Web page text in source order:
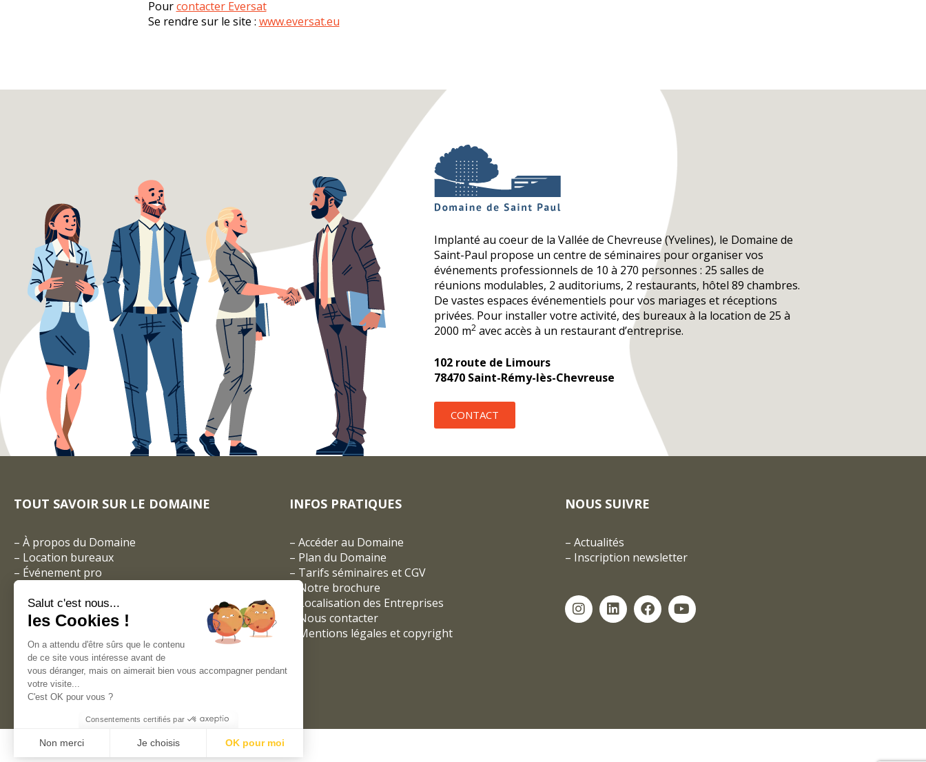
Pourcontacter Eversat
Se rendre sur le site : www.eversat.eu
Implanté au coeur de la Vallée de Chevreuse (Yvelines), le Domaine de
Saint-Paul propose un centre de séminaires pour organiser vos
événements professionnels de 10 à 270 personnes : 25 salles de
réunions modulables, 2 auditoriums, 2 restaurants, hôtel 89 chambres.
De vastes espaces événementiels pour vos mariages et réceptions
privées. Pour installer votre activité, des bureaux à la location de 25 à
2000 m2 avec accès à un restaurant d’entreprise.
102 route de Limours
78470 Saint-Rémy-lès-Chevreuse
CONTACT
TOUT SAVOIR SUR LE DOMAINE
– À propos du Domaine
– Location bureaux
– Événement pro
–
Espace coworking
Les entreprises du Domaine
Galeries photos
Vidéos
INFOS PRATIQUES
– Accéder au Domaine
– Plan du Domaine
– Tarifs séminaires et CGV
– Notre brochure
Localisation des Entreprises
Nous contacter
Mentions légales et copyright
NOUS SUIVRE
– Actualités
– Inscription newsletter
Salut c'est nous...
les Cookies !
On a attendu d'être sûrs que le contenu
de ce site vous intéresse avant de
vous déranger, mais on aimerait bien vous accompagner pendant
votre visite...
C'est OK pour vous ?
Consentements certifiés par
Non merci Je choisis OK pour moi